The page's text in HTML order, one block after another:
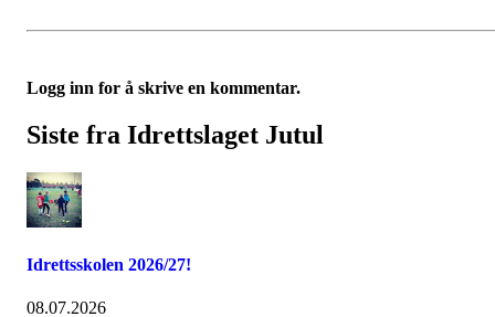
Logg inn for å skrive en kommentar.
Siste fra Idrettslaget Jutul
Idrettsskolen 2026/27!
08.07.2026